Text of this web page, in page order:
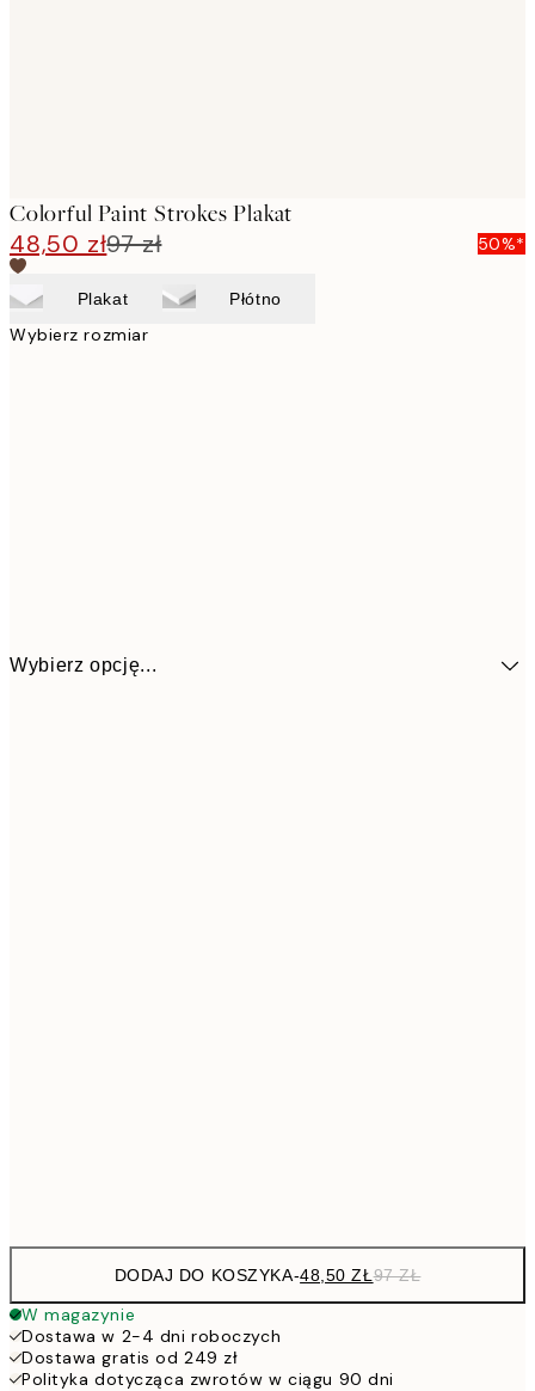
Colorful Paint Strokes Plakat
48,50 zł97 zł 50%*
Plakat Płótno
Wybierz rozmiar
Wybierz opcję...
DODAJ DO KOSZYKA-48,50 ZŁ97 ZŁ
W magazynie
Dostawa w 2-4 dni roboczych
Dostawa gratis od 249 zł
Polityka dotycząca zwrotów w ciągu 90 dni